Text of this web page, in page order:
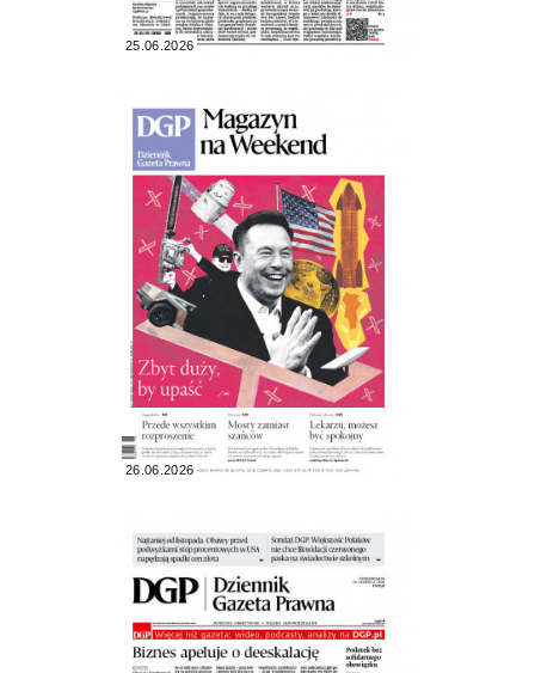
25.06.2026
26.06.2026